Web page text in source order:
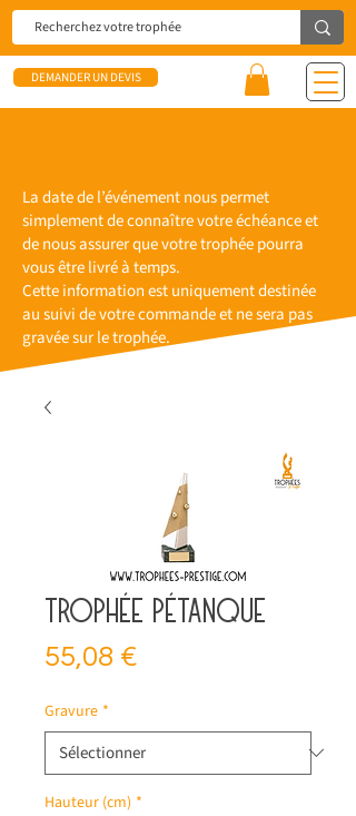
DEMANDER UN DEVIS
La date de l’événement nous permet
simplement de connaître votre échéance et
de nous assurer que votre trophée pourra
vous être livré à temps.
Cette information est uniquement destinée
au suivi de votre commande et ne sera pas
gravée sur le trophée.
Trophée pétanque
55,08 €
Gravure *
Hauteur (cm) *